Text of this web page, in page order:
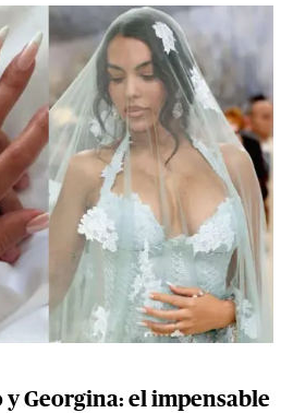
y Georgina: el impensable